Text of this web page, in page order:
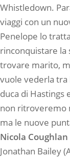
Whistledown.
viaggi con un
Penelope lo
rinconquistare la
trovare marito,
vuole vederla tra
duca di Hastings
non ritroveremo
ma le nuove
Nicola
Jonathan Bailey